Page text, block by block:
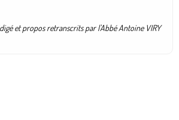
et propos retranscrits par l'Abbé Antoine VIRY